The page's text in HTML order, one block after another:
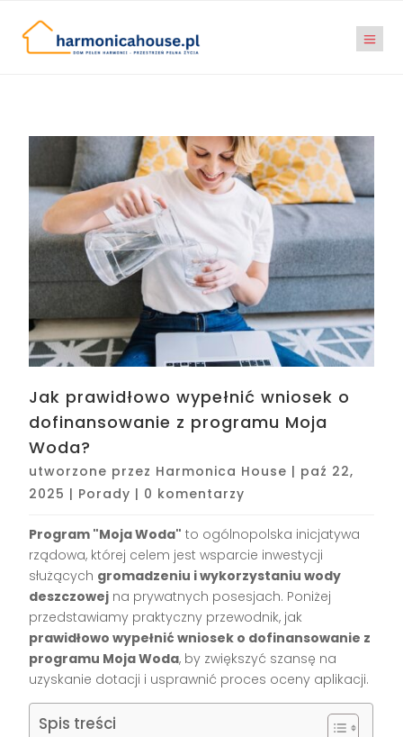
Jak prawidłowo wypełnić wniosek o
dofinansowanie z programu Moja
Woda?
utworzone przez Harmonica House | paź 22,
2025 | Porady | 0 komentarzy
Program "Moja Woda" to ogólnopolska inicjatywa
rządowa, której celem jest wsparcie inwestycji
służących gromadzeniu i wykorzystaniu wody
deszczowej na prywatnych posesjach. Poniżej
przedstawiamy praktyczny przewodnik, jak
prawidłowo wypełnić wniosek o dofinansowanie z
programu Moja Woda, by zwiększyć szansę na
uzyskanie dotacji i usprawnić proces oceny aplikacji.
Spis treści